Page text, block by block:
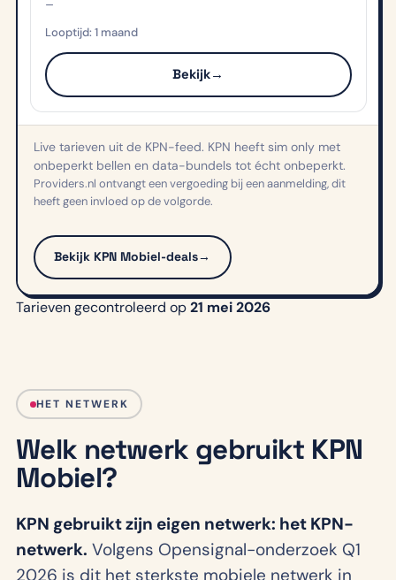
–
1 maand
Bekijk→
Live tarieven uit de KPN-feed. KPN heeft sim only met
onbeperkt bellen en data-bundels tot écht onbeperkt.
Providers.nl ontvangt een vergoeding bij een aanmelding, dit
heeft geen invloed op de volgorde.
Bekijk KPN Mobiel-deals→
Tarieven gecontroleerd op21 mei 2026
HET NETWERK
Welk netwerk gebruikt KPN
Mobiel?
KPN gebruikt zijn eigen netwerk: het KPN-
netwerk. Volgens Opensignal-onderzoek Q1
2026 is dit het sterkste mobiele netwerk in